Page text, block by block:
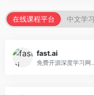
在线课程平台 中文学
fast.ai
免费开源深度学习网站，专注于实用AI教学。